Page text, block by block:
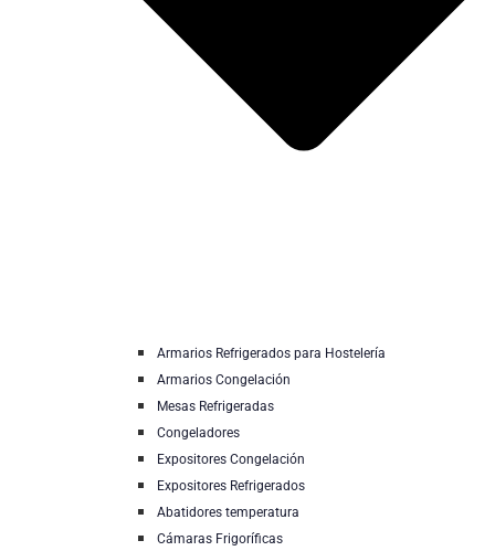
Armarios Refrigerados para Hostelería
Armarios Congelación
Mesas Refrigeradas
Congeladores
Expositores Congelación
Expositores Refrigerados
Abatidores temperatura
Cámaras Frigoríficas